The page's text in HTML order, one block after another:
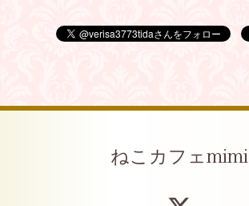
ねこカフェmimi